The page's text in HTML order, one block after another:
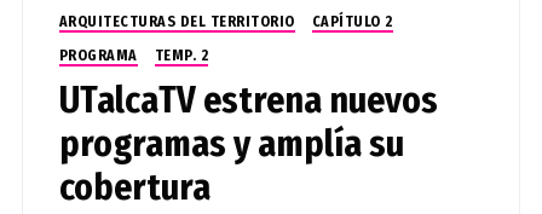
ARQUITECTURAS DEL TERRITORIO
CAPÍTULO 2
PROGRAMA
TEMP. 2
UTalcaTV estrena nuevos
programas y amplía su
cobertura